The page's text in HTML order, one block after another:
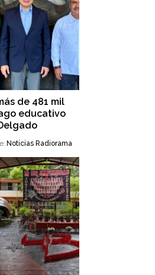
de 481 mil
educativo
Noticias Radiorama